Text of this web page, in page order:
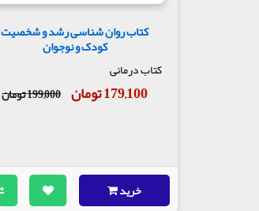
کتاب روان شناسی رشد و شخصیت
کودک و نوجوان
کتاب درمانی
179,100 تومان 199,000 تومان
خرید